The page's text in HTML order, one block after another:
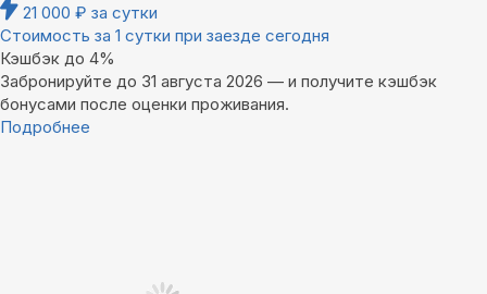
21 000 ₽ за сутки
Стоимость за 1 сутки при заезде сегодня
Кэшбэк до 4%
Забронируйте до 31 августа 2026 — и получите кэшбэк
бонусами после оценки проживания.
Подробнее